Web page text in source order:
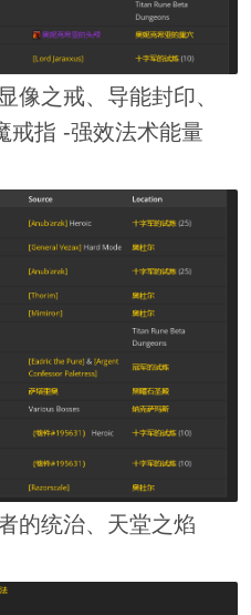
像之戒、导能封印、
戒指 -强效法术能量
的统治、天堂之焰